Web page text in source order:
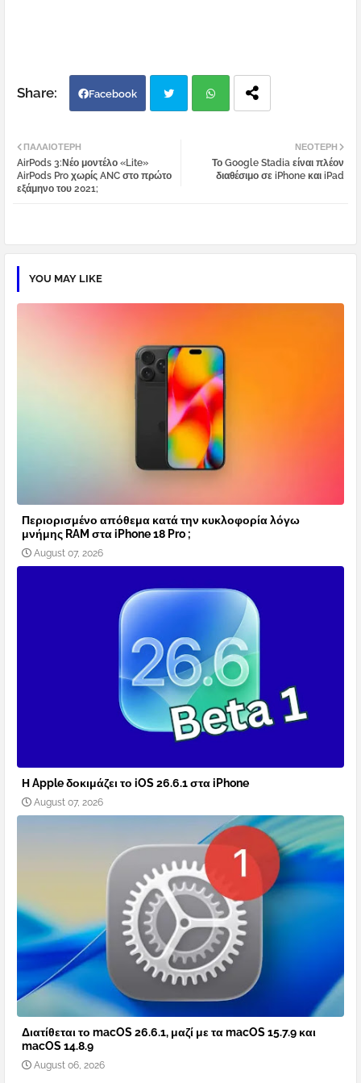
Facebook
atsa
ΝΕΌΤΕΡΗ
Το Google Stadia είναι πλέον
διαθέσιμο σε iPhone και iPad
ΠΑΛΑΙΌΤΕΡΗ
AirPods 3:Νέο μοντέλο «Lite»
AirPods Pro χωρίς ANC στο πρώτο
εξάμηνο του 2021;
YOU MAY LIKE
Περιορισμένο απόθεμα κατά την κυκλοφορία λόγω
μνήμης RAM στα iPhone 18 Pro ;
August 07, 2026
Η Apple δοκιμάζει το iOS 26.6.1 στα iPhone
August 07, 2026
Διατίθεται το macOS 26.6.1, μαζί με τα macOS 15.7.9 και
macOS 14.8.9
August 06, 2026